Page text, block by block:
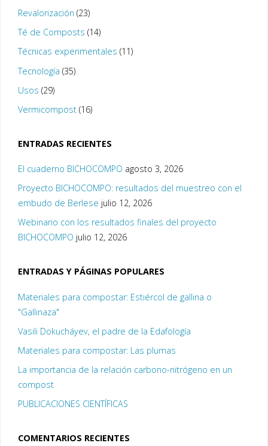
Revalorización (23)
Té de Composts (14)
Técnicas experimentales (11)
Tecnología (35)
Usos (29)
Vermicompost(16)
ENTRADAS RECIENTES
El cuaderno BICHOCOMPO agosto 3, 2026
Proyecto BICHOCOMPO: resultados del muestreo con el
embudo de Berlese julio 12, 2026
Webinario con los resultados finales del proyecto
BICHOCOMPO julio 12, 2026
ENTRADAS Y PÁGINAS POPULARES
Materiales para compostar: Estiércol de gallina o
"Gallinaza"
Vasili Dokucháyev, el padre de la Edafología
Materiales para compostar: Las plumas
La importancia de la relación carbono-nitrógeno en un
compost
PUBLICACIONES CIENTÍFICAS
COMENTARIOS RECIENTES